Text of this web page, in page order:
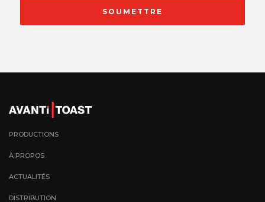
SOUMETTRE
PRODUCTIONS
À PROPOS
ACTUALITÉS
DISTRIBUTION